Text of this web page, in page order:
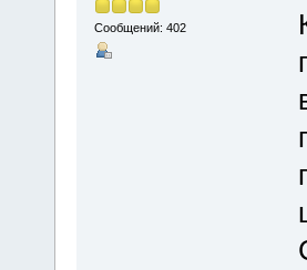
Сообщений: 402